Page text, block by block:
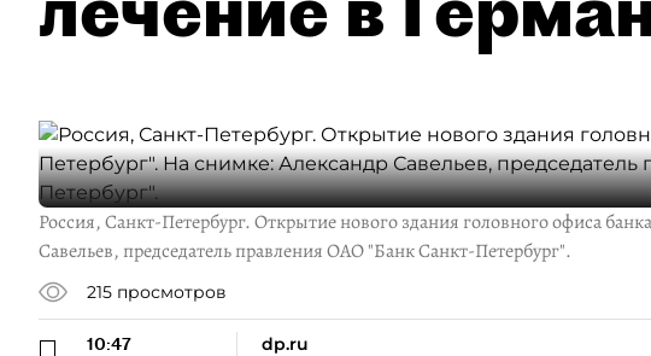
Россия, Санкт-Петербург. Открытие нового здания головного офиса
Савельев, председатель правления ОАО "Банк Санкт-Петербург".
215 просмотров
10:47
dp.ru